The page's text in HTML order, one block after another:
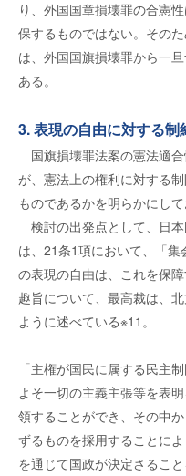
り、外国国章損壊罪の合憲
保するものではない。その
は、外国国旗損壊罪から一
ある。
3. 表現の自由に対する
国旗損壊罪法案の憲法適
が、憲法上の権利に対する
ものであるかを明らかにして
検討の出発点として、日
は、21条1項において、「
の表現の自由は、これを保
趣旨について、最高裁は、
ように述べている※11。
「主権が国民に属する民主
よそ一切の主義主張等を表
領することができ、その中
ずるものを採用することに
を通じて国政が決定さるこ